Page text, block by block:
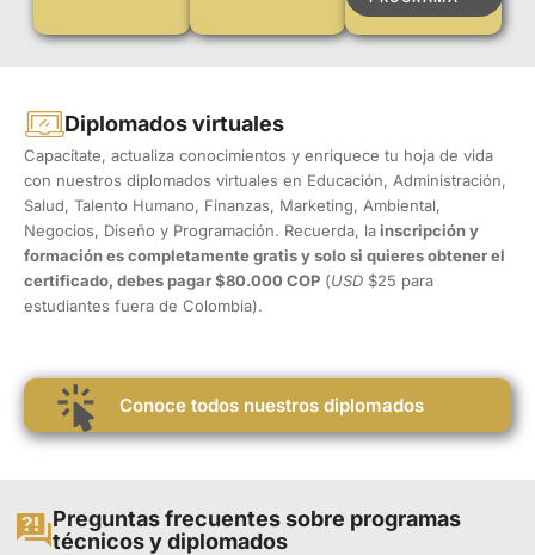
Diplomados virtuales
Capacítate, actualiza conocimientos y enriquece tu hoja de vida
con nuestros diplomados virtuales en Educación, Administración,
Salud, Talento Humano, Finanzas, Marketing, Ambiental,
Negocios, Diseño y Programación. Recuerda, lainscripción y
formación es completamente gratis y solo si quieres obtener el
certificado, debes pagar $80.000 COP (USD $25 para
estudiantes fuera de Colombia).
Conoce todos nuestros diplomados
Preguntas frecuentes sobre programas
técnicos y diplomados